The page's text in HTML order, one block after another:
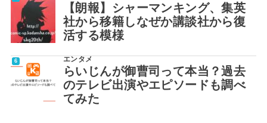
【朗報】シャーマンキング、集英
社から移籍しなぜか講談社から復
活する模様
エンタメ
らいじんが御曹司って本当？過去
のテレビ出演やエピソードも調べ
てみた